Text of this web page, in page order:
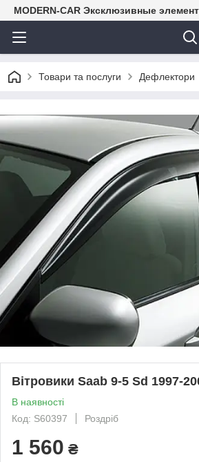
MODERN-CAR Эксклюзивные
Товари та послуги Дефлектори
Вітровики Saab 9-5 Sd 1997-
В наявності
Код: S60397
Роздріб
1 560 ₴